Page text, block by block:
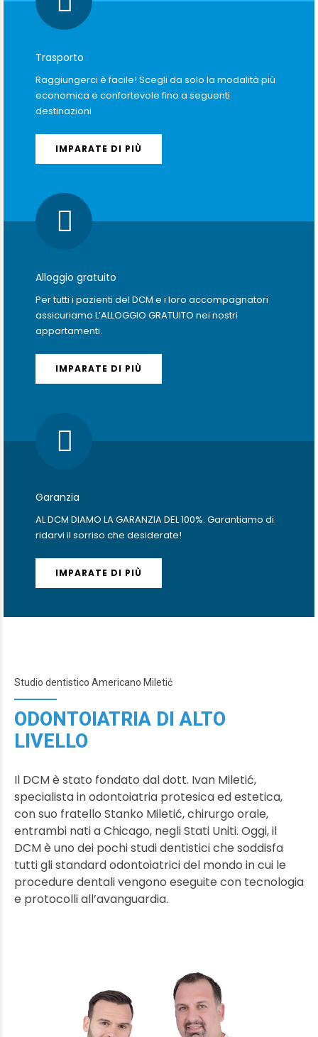
Trasporto
Raggiungerci è facile! Scegli da solo la modalità più
economica e confortevole fino a seguenti
destinazioni
IMPARATE DI PIÙ
Alloggio gratuito
Per tutti i pazienti del DCM e i loro accompagnatori
assicuriamo L’ALLOGGIO GRATUITO nei nostri
appartamenti.
IMPARATE DI PIÙ
Garanzia
AL DCM DIAMO LA GARANZIA DEL 100%. Garantiamo di
ridarvi il sorriso che desiderate!
IMPARATE DI PIÙ
Studio dentistico Americano Miletić
ODONTOIATRIA DI ALTO
LIVELLO
Il DCM è stato fondato dal dott. Ivan Miletić,
specialista in odontoiatria protesica ed estetica,
con suo fratello Stanko Miletić, chirurgo orale,
entrambi nati a Chicago, negli Stati Uniti. Oggi, il
DCM è uno dei pochi studi dentistici che soddisfa
tutti gli standard odontoiatrici del mondo in cui le
procedure dentali vengono eseguite con tecnologia
e protocolli all’avanguardia.